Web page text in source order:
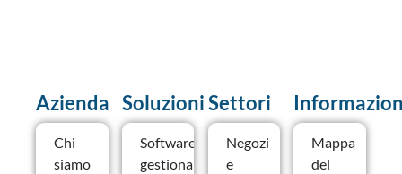
Azienda
Chi
siamo
Soluzioni
Software
gestionale
Settori
Negozi
e
Mappa
del